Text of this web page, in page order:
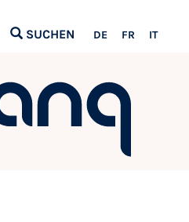
SUCHEN DE FR IT